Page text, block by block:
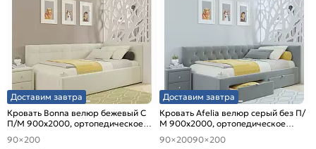
Доставим завтра
Кровать Bonna велюр бежевый С
П/М 900x2000, ортопедическое
основание, изголовье мягкое
90×200
Доставим завтра
Кровать Afelia велюр серый без П/
М 900x2000, ортопедическое
основание, изголовье мягкое
90×20090×200